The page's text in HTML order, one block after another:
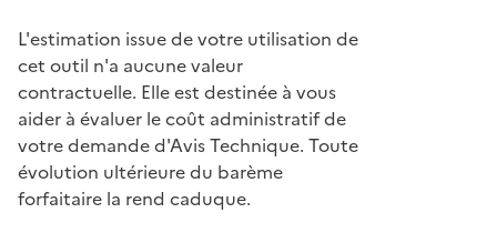
L'estimation issue de votre utilisation de
cet outil n'a aucune valeur
contractuelle. Elle est destinée à vous
aider à évaluer le coût administratif de
votre demande d'Avis Technique. Toute
évolution ultérieure du barème
forfaitaire la rend caduque.